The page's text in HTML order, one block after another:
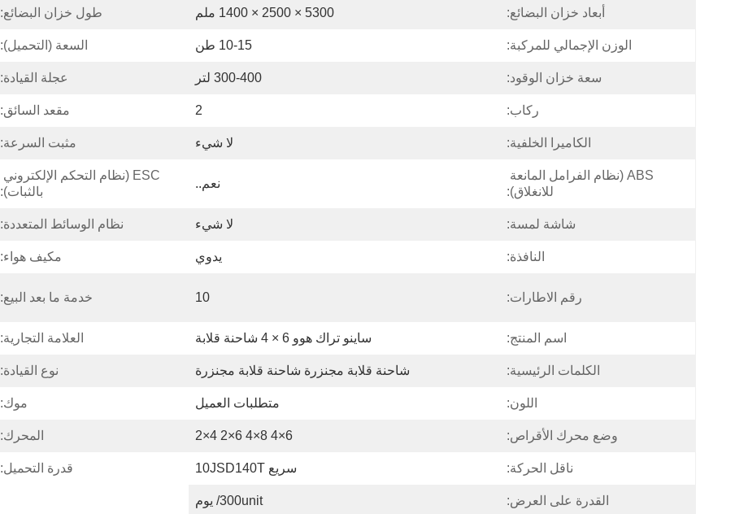
أبعاد خزان البضائع: 5300 × 2500 × 1400 ملم طول خزان البضائع:
الوزن الإجمالي للمركبة: 10-15 طن السعة (التحميل):
سعة خزان الوقود: 300-400 لتر عجلة القيادة:
ركاب: 2 مقعد السائق:
الكاميرا الخلفية: لا شيء مثبت السرعة:
للانغلاق):
نعم..
بالثبات):
شاشة لمسة: لا شيء نظام الوسائط المتعددة:
النافذة: يدوي مكيف هواء:
رقم الاطارات: 10 خدمة ما بعد البيع:
اسم المنتج: ساينو تراك هوو 6 × 4 شاحنة قلابة العلامة التجارية:
الكلمات الرئيسية: شاحنة قلابة مجنزرة شاحنة قلابة مجنزرة نوع القيادة:
اللون: متطلبات العميل موك:
وضع محرك الأقراص: 6×4 8×4 6×2 4×2 المحرك:
ناقل الحركة: سريع 10JSD140T قدرة التحميل:
القدرة على العرض: 300unit/ يوم